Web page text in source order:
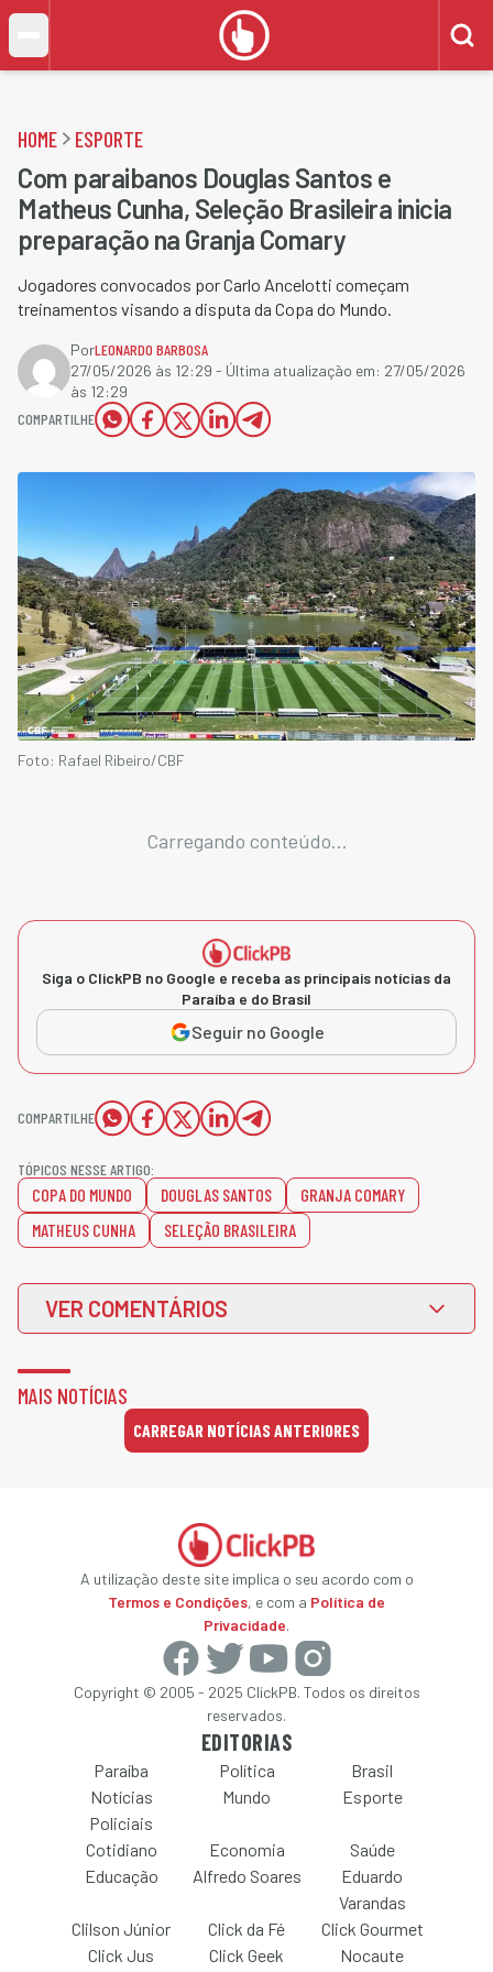
HOME ESPORTE
Com paraibanos Douglas Santos e
Matheus Cunha, Seleção Brasileira inicia
preparação na Granja Comary
Jogadores convocados por Carlo Ancelotti começam
treinamentos visando a disputa da Copa do Mundo.
PorLEONARDO BARBOSA
27/05/2026 às 12:29 - Última atualização em: 27/05/2026
às 12:29
COMPARTILHE
Foto: Rafael Ribeiro/CBF
Carregando conteúdo...
Siga o ClickPB no Google e receba as principais notícias da
Paraíba e do Brasil
Seguir no Google
COMPARTILHE
TÓPICOS NESSE ARTIGO:
COPA DO MUNDO DOUGLAS SANTOS
GRANJA COMARY
MATHEUS CUNHA
SELEÇÃO BRASILEIRA
VER COMENTÁRIOS
MAIS NOTÍCIAS
CARREGAR NOTÍCIAS ANTERIORES
A utilização deste site implica o seu acordo com o
Termos e Condições, e com a Política de
Privacidade.
Copyright © 2005 - 2025 ClickPB. Todos os direitos
reservados.
EDITORIAS
Paraíba Política
Brasil
Notícias
Policiais
Mundo Esporte
Cotidiano Economia
Saúde
Educação
Alfredo Soares
Eduardo
Varandas
Clilson Júnior
Click da Fé
Click Gourmet
Click Jus
Click Geek Nocaute